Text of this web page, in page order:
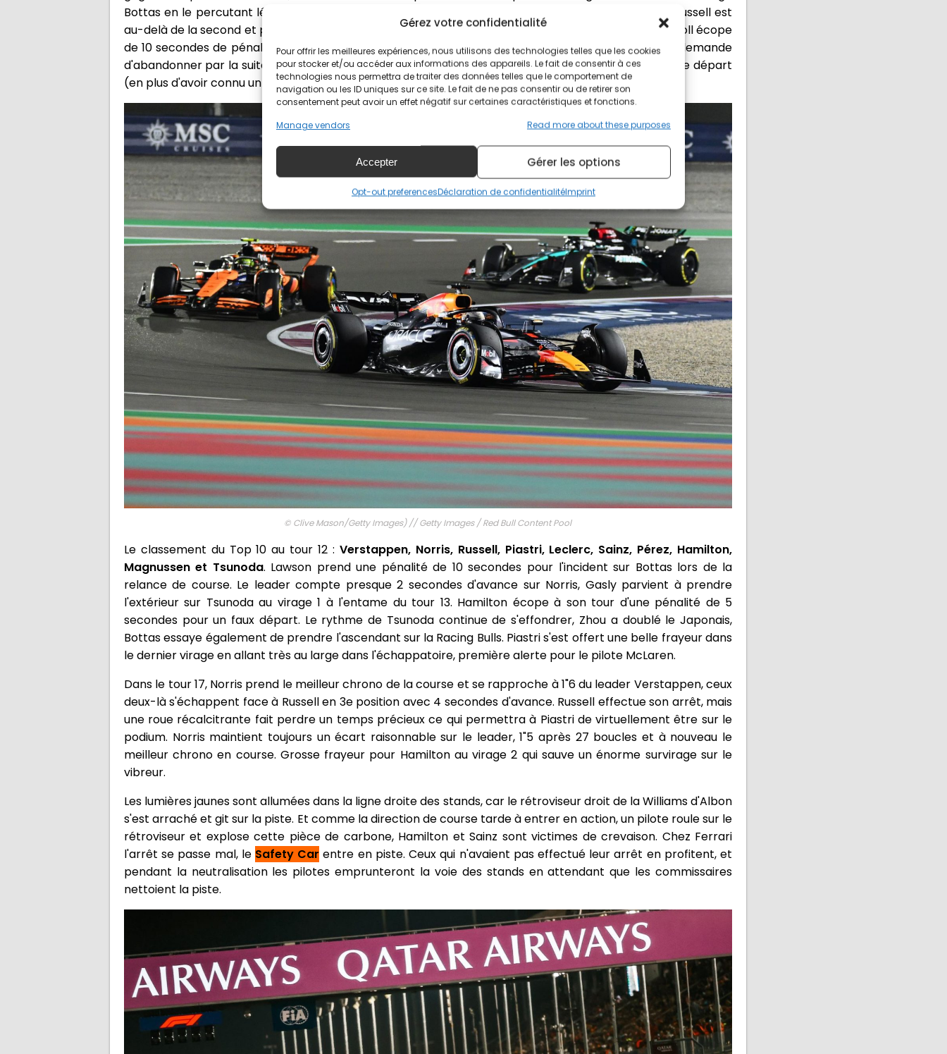
Gérez votre confidentialité
Pour offrir les meilleures expériences, nous utilisons des technologies telles que les cookies
pour stocker et/ou accéder aux informations des appareils. Le fait de consentir à ces
technologies nous permettra de traiter des données telles que le comportement de
navigation ou les ID uniques sur ce site. Le fait de ne pas consentir ou de retirer son
consentement peut avoir un effet négatif sur certaines caractéristiques et fonctions.
Manage vendors
Read more about these purposes
Accepter Gérer les options
Opt-out preferencesDéclaration de confidentialitéImprint
Bottas en le percutant légèrement. En tête, Verstappen signe le meilleur tour dans la 6e boucle, Russell est
au-delà de la second et perd le DRS sur Norris, Piastri va pouvoir faire son retard sur la Mercedes. Stroll écope
de 10 secondes de pénalité pour avoir percuté Albon, il effectue son arrêt alors que son équipe lui demande
d'abandonner par la suite. Les commissaires ouvrent une enquête sur Lewis Hamilton qui aurait volé le départ
(en plus d'avoir connu un mauvais envol).
© Clive Mason/Getty Images) // Getty Images / Red Bull Content Pool
Le classement du Top 10 au tour 12 : Verstappen, Norris, Russell, Piastri, Leclerc, Sainz, Pérez, Hamilton,
Magnussen et Tsunoda. Lawson prend une pénalité de 10 secondes pour l'incident sur Bottas lors de la
relance de course. Le leader compte presque 2 secondes d'avance sur Norris, Gasly parvient à prendre
l'extérieur sur Tsunoda au virage 1 à l'entame du tour 13. Hamilton écope à son tour d'une pénalité de 5
secondes pour un faux départ. Le rythme de Tsunoda continue de s'effondrer, Zhou a doublé le Japonais,
Bottas essaye également de prendre l'ascendant sur la Racing Bulls. Piastri s'est offert une belle frayeur dans
le dernier virage en allant très au large dans l'échappatoire, première alerte pour le pilote McLaren.
Dans le tour 17, Norris prend le meilleur chrono de la course et se rapproche à 1"6 du leader Verstappen, ceux
deux-là s'échappent face à Russell en 3e position avec 4 secondes d'avance. Russell effectue son arrêt, mais
une roue récalcitrante fait perdre un temps précieux ce qui permettra à Piastri de virtuellement être sur le
podium. Norris maintient toujours un écart raisonnable sur le leader, 1"5 après 27 boucles et à nouveau le
meilleur chrono en course. Grosse frayeur pour Hamilton au virage 2 qui sauve un énorme survirage sur le
vibreur.
Les lumières jaunes sont allumées dans la ligne droite des stands, car le rétroviseur droit de la Williams d'Albon
s'est arraché et git sur la piste. Et comme la direction de course tarde à entrer en action, un pilote roule sur le
rétroviseur et explose cette pièce de carbone, Hamilton et Sainz sont victimes de crevaison. Chez Ferrari
l'arrêt se passe mal, le Safety Car entre en piste. Ceux qui n'avaient pas effectué leur arrêt en profitent, et
pendant la neutralisation les pilotes emprunteront la voie des stands en attendant que les commissaires
nettoient la piste.